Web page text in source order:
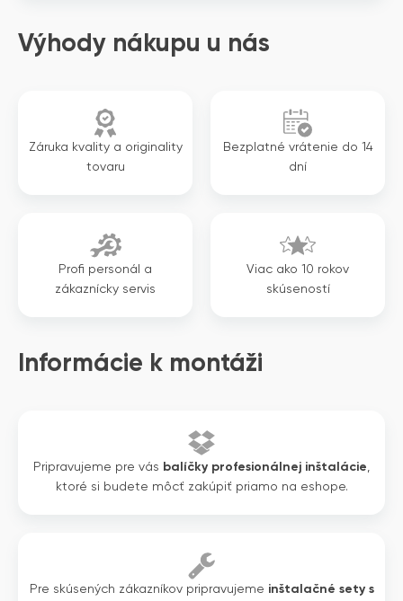
Výhody nákupu u nás
Záruka kvality a originality
tovaru
Bezplatné vrátenie do 14
dní
Profi personál a
zákaznícky servis
Viac ako 10 rokov
skúseností
Informácie k montáži
Pripravujeme pre vás balíčky profesionálnej inštalácie
ktoré si budete môcť zakúpiť priamo na eshope.
Pre skúsených zákazníkov pripravujeme inštalačné sety s